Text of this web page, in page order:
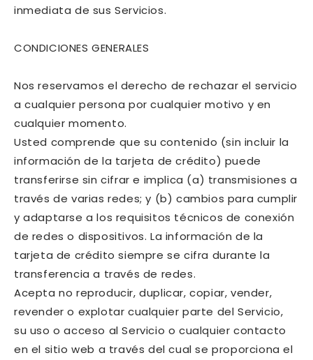
inmediata de sus Servicios.
CONDICIONES GENERALES
Nos reservamos el derecho de rechazar el servicio
a cualquier persona por cualquier motivo y en
cualquier momento.
Usted comprende que su contenido (sin incluir la
información de la tarjeta de crédito) puede
transferirse sin cifrar e implica (a) transmisiones a
través de varias redes; y (b) cambios para cumplir
y adaptarse a los requisitos técnicos de conexión
de redes o dispositivos. La información de la
tarjeta de crédito siempre se cifra durante la
transferencia a través de redes.
Acepta no reproducir, duplicar, copiar, vender,
revender o explotar cualquier parte del Servicio,
su uso o acceso al Servicio o cualquier contacto
en el sitio web a través del cual se proporciona el